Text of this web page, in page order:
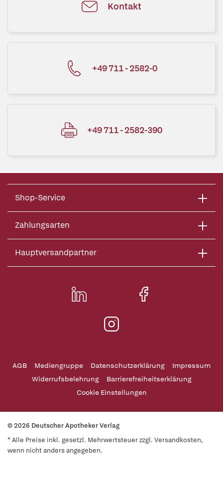
Kontakt
+49 711 - 2582-0
+49 711 - 2582-390
Shop-Service
Zahlungsarten
Hauptversandpartner
AGB Mediengruppe Datenschutzerklärung
Impressum
Widerrufsbelehrung
Barrierefreiheitserklärung
Cookie Einstellungen
© 2026 Deutscher Apotheker Verlag
* Alle Preise inkl. gesetzl. Mehrwertsteuer zzgl. Versandkosten,
wenn nicht anders angegeben.